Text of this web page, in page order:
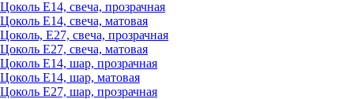
Цоколь Е14, свеча, прозрачная
Цоколь Е14, свеча, матовая
Цоколь, Е27, свеча, прозрачная
Цоколь Е27, свеча, матовая
Цоколь Е14, шар, прозрачная
Цоколь Е14, шар, матовая
Цоколь Е27, шар, прозрачная